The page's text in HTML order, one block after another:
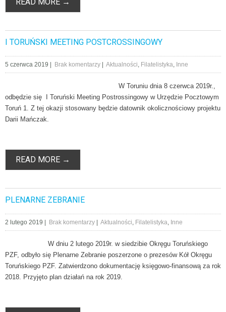
I TORUŃSKI MEETING POSTCROSSINGOWY
5 czerwca 2019 Brak komentarzy Aktualności, Filatelistyka, Inne
W Toruniu dnia 8 czerwca 2019r.,
odbędzie się I Toruński Meeting Postrossingowy w Urzędzie Pocztowym
Toruń 1. Z tej okazji stosowany będzie datownik okolicznościowy projektu
Darii Mańczak.
READ MORE →
PLENARNE ZEBRANIE
2 lutego 2019 Brak komentarzy Aktualności, Filatelistyka, Inne
W dniu 2 lutego 2019r. w siedzibie Okręgu Toruńskiego
PZF, odbyło się Plenarne Zebranie poszerzone o prezesów Kół Okręgu
Toruńskiego PZF. Zatwierdzono dokumentację księgowo-finansową za rok
2018. Przyjęto plan działań na rok 2019.